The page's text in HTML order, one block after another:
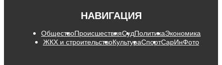
НАВИГАЦИЯ
ОбществоПроисшествияСудПолитикаЭкономика
ЖКХ и строительствоКультураСпортСарИнФото